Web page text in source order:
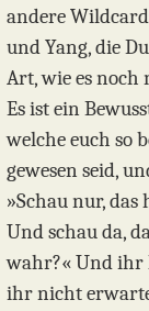
andere
und Yang, die
Art, wie es noch
Es ist ein
welche euch so
gewesen seid,
»Schau nur,
Und schau da,
wahr?« Und ihr
ihr nicht